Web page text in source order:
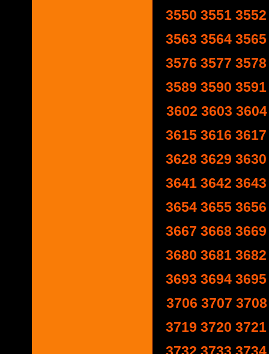
3550 3551 3552
3563 3564 3565
3576 3577 3578
3589 3590 3591
3602 3603 3604
3615 3616 3617
3628 3629 3630
3641 3642 3643
3654 3655 3656
3667 3668 3669
3680 3681 3682
3693 3694 3695
3706 3707 3708
3719 3720 3721